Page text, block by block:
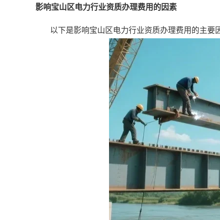
影响宝山区电力行业资质办理费用的因素
以下是影响宝山区电力行业资质办理费用的主要